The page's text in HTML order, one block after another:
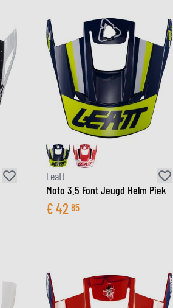
Leatt
Moto 3.5 Font Jeugd Helm Piek
€42 85